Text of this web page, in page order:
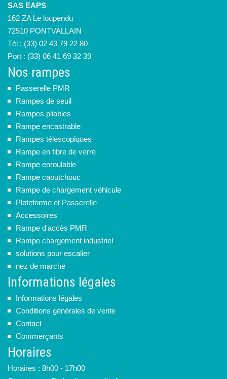
SAS EAPS
162 ZA Le loupendu
72510 PONTVALLAIN
Tèl : (33) 02 43 79 22 80
Port : (33) 06 41 69 32 39
Nos rampes
Passerelle PMR
Rampes de seuil
Rampes pliables
Rampe encastrable
Rampes télescopiques
Rampe en fibre de verre
Rampe enroulable
Rampe caoutchouc
Rampe de chargement véhicule
Plateforme et Passerelle
Accessoires
Rampe d'accès PMR
Rampe chargement industriel
solutions pour escalier
nez de marche
Informations légales
Informations légales
Conditions générales de vente
Contact
Commerçants
Horaires
Horaires : 8h00 - 17h00